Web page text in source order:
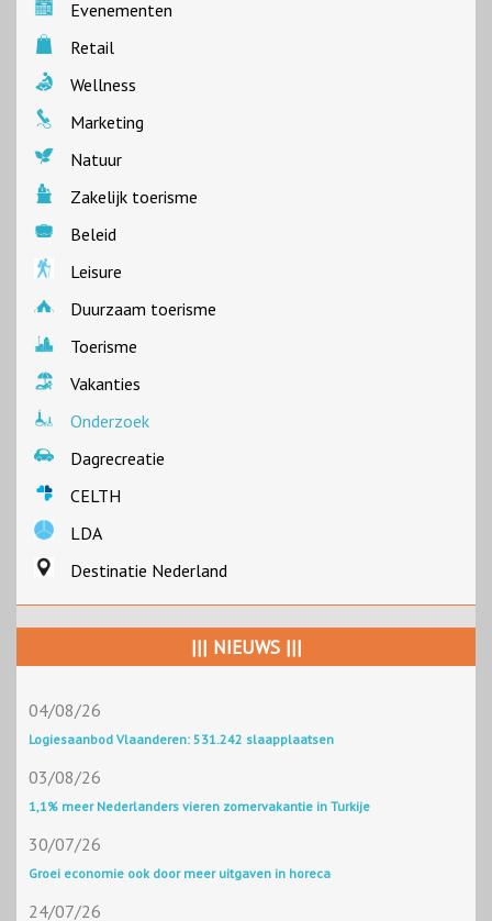
Evenementen
Retail
Wellness
Marketing
Natuur
Zakelijk toerisme
Beleid
Leisure
Duurzaam toerisme
Toerisme
Vakanties
Onderzoek
Dagrecreatie
CELTH
LDA
Destinatie Nederland
||| NIEUWS |||
04/08/26
Logiesaanbod Vlaanderen: 531.242 slaapplaatsen
03/08/26
1,1% meer Nederlanders vieren zomervakantie in Turkije
30/07/26
Groei economie ook door meer uitgaven in horeca
24/07/26